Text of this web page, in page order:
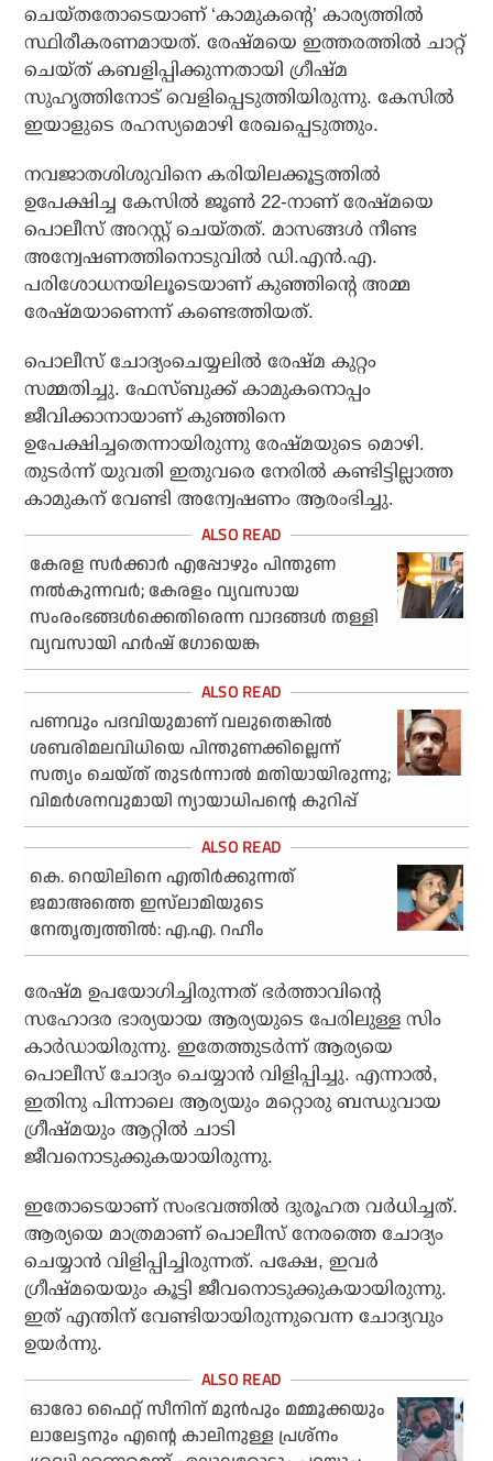
ചെയ്തതോടെയാണ് ‘കാമുകന്റെ’ കാര്യത്തില്‍
സ്ഥിരീകരണമായത്. രേഷ്മയെ ഇത്തരത്തില്‍ ചാറ്റ്
ചെയ്ത് കബളിപ്പിക്കുന്നതായി ഗ്രീഷ്മ
സുഹൃത്തിനോട് വെളിപ്പെടുത്തിയിരുന്നു. കേസില്‍
ഇയാളുടെ രഹസ്യമൊഴി രേഖപ്പെടുത്തും.
നവജാതശിശുവിനെ കരിയിലക്കൂട്ടത്തില്‍
ഉപേക്ഷിച്ച കേസില്‍ ജൂണ്‍ 22-നാണ് രേഷ്മയെ
പൊലീസ് അറസ്റ്റ് ചെയ്തത്. മാസങ്ങള്‍ നീണ്ട
അന്വേഷണത്തിനൊടുവില്‍ ഡി.എന്‍.എ.
പരിശോധനയിലൂടെയാണ് കുഞ്ഞിന്റെ അമ്മ
രേഷ്മയാണെന്ന് കണ്ടെത്തിയത്.
പൊലീസ് ചോദ്യംചെയ്യലില്‍ രേഷ്മ കുറ്റം
സമ്മതിച്ചു. ഫേസ്ബുക്ക് കാമുകനൊപ്പം
ജീവിക്കാനായാണ് കുഞ്ഞിനെ
ഉപേക്ഷിച്ചതെന്നായിരുന്നു രേഷ്മയുടെ മൊഴി.
തുടര്‍ന്ന് യുവതി ഇതുവരെ നേരില്‍ കണ്ടിട്ടില്ലാത്ത
കാമുകന് വേണ്ടി അന്വേഷണം ആരംഭിച്ചു.
കേരള സര്‍ക്കാര്‍ എപ്പോഴും പിന്തുണ
നല്‍കുന്നവര്‍; കേരളം വ്യവസായ
സംരംഭങ്ങള്‍ക്കെതിരെന്ന വാദങ്ങള്‍ തള്ളി
വ്യവസായി ഹര്‍ഷ് ഗോയെങ്ക
പണവും പദവിയുമാണ് വലുതെങ്കില്‍
ശബരിമലവിധിയെ പിന്തുണക്കില്ലെന്ന്
സത്യം ചെയ്ത് തുടര്‍ന്നാല്‍ മതിയായിരുന്നു;
വിമര്‍ശനവുമായി ന്യായാധിപന്റെ കുറിപ്പ്
കെ. റെയിലിനെ എതിര്‍ക്കുന്നത്
ജമാഅത്തെ ഇസ്‌ലാമിയുടെ
നേതൃത്വത്തില്‍: എ.എ. റഹീം
രേഷ്മ ഉപയോഗിച്ചിരുന്നത് ഭര്‍ത്താവിന്റെ
സഹോദര ഭാര്യയായ ആര്യയുടെ പേരിലുള്ള സിം
കാര്‍ഡായിരുന്നു. ഇതേത്തുടര്‍ന്ന് ആര്യയെ
പൊലീസ് ചോദ്യം ചെയ്യാന്‍ വിളിപ്പിച്ചു. എന്നാല്‍,
ഇതിനു പിന്നാലെ ആര്യയും മറ്റൊരു ബന്ധുവായ
ഗ്രീഷ്മയും ആറ്റില്‍ ചാടി
ജീവനൊടുക്കുകയായിരുന്നു.
ഇതോടെയാണ് സംഭവത്തില്‍ ദുരൂഹത വര്‍ധിച്ചത്.
ആര്യയെ മാത്രമാണ് പൊലീസ് നേരത്തെ ചോദ്യം
ചെയ്യാന്‍ വിളിപ്പിച്ചിരുന്നത്. പക്ഷേ, ഇവര്‍
ഗ്രീഷ്മയെയും കൂട്ടി ജീവനൊടുക്കുകയായിരുന്നു.
ഇത് എന്തിന് വേണ്ടിയായിരുന്നുവെന്ന ചോദ്യവും
ഉയര്‍ന്നു.
ഓരോ ഫൈറ്റ് സീനിന് മുന്‍പും മമ്മൂക്കയും
ലാലേട്ടനും എന്റെ കാലിനുള്ള പ്രശ്‌നം